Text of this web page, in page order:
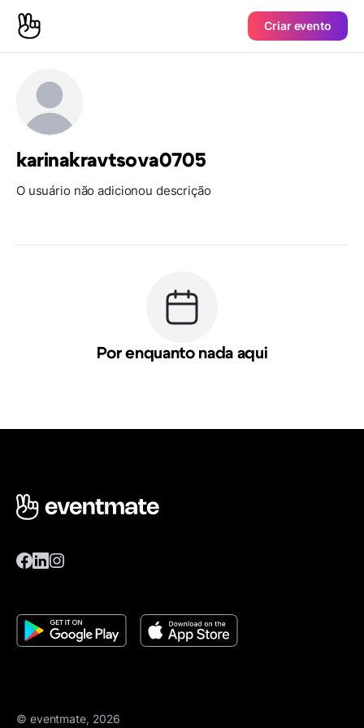
Criar evento
karinakravtsova0705
O usuário não adicionou descrição
Por enquanto nada aqui
© eventmate, 2026